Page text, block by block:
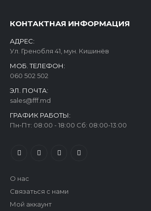
КОНТАКТНАЯ ИНФОРМАЦИЯ
АДРЕС:
Ул. Гренобля 41, мун. Кишинёв
МОБ. ТЕЛЕФОН:
060 502 502
ЭЛ. ПОЧТА:
sales@fff.md
ГРАФИК РАБОТЫ:
Пн-Пт: 08:00 - 18:00 Сб: 08:00-13:00
О нас
Связаться с нами
Мой аккаунт